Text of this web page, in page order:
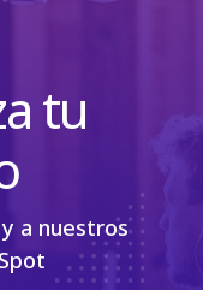
tu
a nuestros